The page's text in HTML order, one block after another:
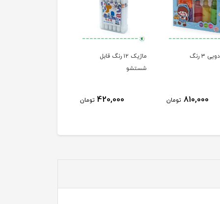
۳ رنگ
810,000 تومان
ماژیک ۱۲ رنگ قابل
شستشو
420,000 تومان